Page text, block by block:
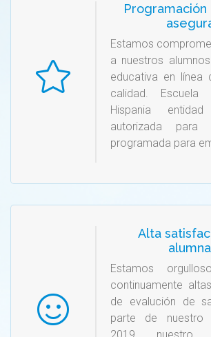
Programación
Estamos
a nuestros
educativa en línea
calidad. Escuela
Hispania entidad
autorizada para
programada para
Alta
Estamos
continuamente
de evalución de
parte de nuestro
2019, nuestro